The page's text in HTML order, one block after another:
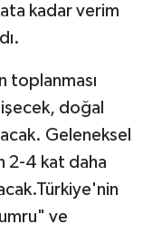
kadar verim
toplanması
doğal
Geleneksel
2-4 kat daha
ve